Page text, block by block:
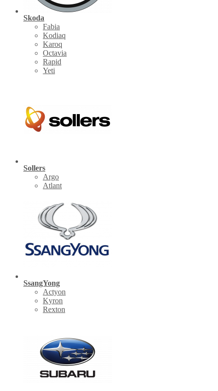
Skoda
Fabia
Kodiaq
Karoq
Octavia
Rapid
Yeti
Sollers
Argo
Atlant
SsangYong
Actyon
Kyron
Rexton